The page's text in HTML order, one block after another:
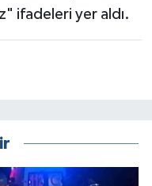
ifadeleri yer aldı.